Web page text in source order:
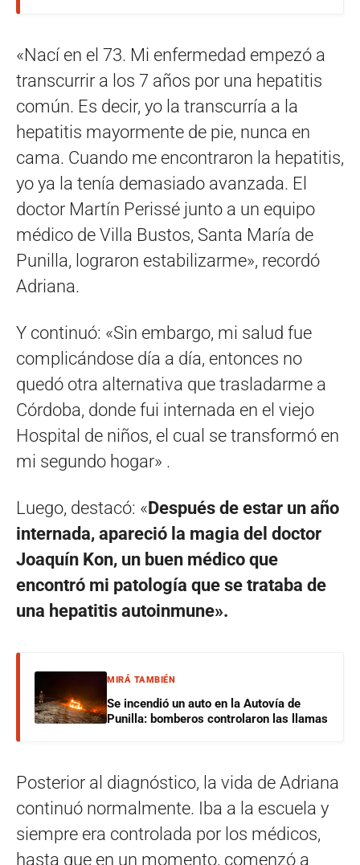
«Nací en el 73. Mi enfermedad empezó a
transcurrir a los 7 años por una hepatitis
común. Es decir, yo la transcurría a la
hepatitis mayormente de pie, nunca en
cama. Cuando me encontraron la hepatitis,
yo ya la tenía demasiado avanzada. El
doctor Martín Perissé junto a un equipo
médico de Villa Bustos, Santa María de
Punilla, lograron estabilizarme», recordó
Adriana.
Y continuó: «Sin embargo, mi salud fue
complicándose día a día, entonces no
quedó otra alternativa que trasladarme a
Córdoba, donde fui internada en el viejo
Hospital de niños, el cual se transformó en
mi segundo hogar» .
Luego, destacó: «Después de estar un año
internada, apareció la magia del doctor
Joaquín Kon, un buen médico que
encontró mi patología que se trataba de
una hepatitis autoinmune».
MIRÁ TAMBIÉN
Se incendió un auto en la Autovía de
Punilla: bomberos controlaron las llamas
Posterior al diagnóstico, la vida de Adriana
continuó normalmente. Iba a la escuela y
siempre era controlada por los médicos,
hasta que en un momento, comenzó a